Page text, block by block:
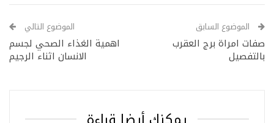
الموضوع السابق
صفات امراة برج العقرب
بالتفصيل
الموضوع التالي
اهمية الغذاء الصحي لجسم
الانسان اثناء الرجيم